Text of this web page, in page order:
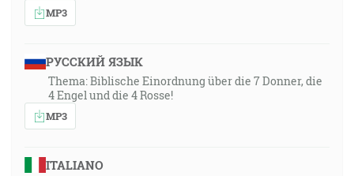
MP3
РУССКИЙ ЯЗЫК
Thema: Biblische Einordnung über die 7 Donner, die
4 Engel und die 4 Rosse!
MP3
ITALIANO